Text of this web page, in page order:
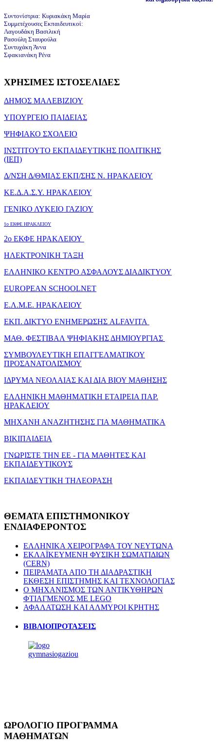
Συντονίστρια: Κυριακάκη Μαρία
Συμμετέχουσες Εκπαιδευτικοί:
Λαγουδάκη Βασιλική
Ρασούλη Σταυρούλα
Συντυχάκη Άννα
Σφακιανάκη Ρένα
ΧΡΗΣΙΜΕΣ ΙΣΤΟΣΕΛΙΔΕΣ
ΔΗΜΟΣ ΜΑΛΕΒΙΖΙΟΥ
ΥΠΟΥΡΓΕΙΟ ΠΑΙΔΕΙΑΣ
ΨΗΦΙΑΚΟ ΣΧΟΛΕΙΟ
ΙΝΣΤΙΤΟΥΤΟ ΕΚΠΑΙΔΕΥΤΙΚΗΣ ΠΟΛΙΤΙΚΗΣ
(ΙΕΠ)
Δ/ΝΣΗ Δ/ΘΜΙΑΣ ΕΚΠ/ΣΗΣ Ν. ΗΡΑΚΛΕΙΟΥ
ΚΕ.Δ.Α.Σ.Υ. ΗΡΑΚΛΕΙΟΥ
ΓΕΝΙΚΟ ΛΥΚΕΙΟ ΓΑΖΙΟΥ
1o ΕΚΦΕ ΗΡΑΚΛΕΙΟΥ
2o ΕΚΦΕ ΗΡΑΚΛΕΙΟΥ
ΗΛΕΚΤΡΟΝΙΚΗ ΤΑΞΗ
ΕΛΛΗΝΙΚΟ ΚΕΝΤΡΟ ΑΣΦΑΛΟΥΣ ΔΙΑΔΙΚΤΥΟΥ
EUROPEAN SCHOOLNET
Ε.Λ.Μ.Ε. ΗΡΑΚΛΕΙΟΥ
ΕΚΠ. ΔΙΚΤΥΟ ΕΝΗΜΕΡΩΣΗΣ ALFAVITA
ΜΑΘ. ΦΕΣΤΙΒΑΛ ΨΗΦΙΑΚΗΣ ΔΗΜΙΟΥΡΓΙΑΣ
ΣΥΜΒΟΥΛΕΥΤΙΚΗ ΕΠΑΓΓΕΛΜΑΤΙΚΟΥ
ΠΡΟΣΑΝΑΤΟΛΙΣΜΟΥ
ΙΔΡΥΜΑ ΝΕΟΛΑΙΑΣ ΚΑΙ ΔΙΑ ΒΙΟΥ ΜΑΘΗΣΗΣ
ΕΛΛΗΝΙΚΗ ΜΑΘΗΜΑΤΙΚΗ ΕΤΑΙΡΕΙΑ ΠΑΡ.
ΗΡΑΚΛΕΙΟΥ
ΜΗΧΑΝΗ ΑΝΑΖΗΤΗΣΗΣ ΓΙΑ ΜΑΘΗΜΑΤΙΚΑ
ΒΙΚΙΠΑΙΔΕΙΑ
ΓΝΩΡΙΣΤΕ ΤΗΝ ΕΕ - ΓΙΑ ΜΑΘΗΤΕΣ ΚΑΙ
ΕΚΠΑΙΔΕΥΤΙΚΟΥΣ
ΕΚΠΑΙΔΕΥΤΙΚΗ ΤΗΛΕΟΡΑΣΗ
ΘΕΜΑΤΑ ΕΠΙΣΤΗΜΟΝΙΚΟΥ
ΕΝΔΙΑΦΕΡΟΝΤΟΣ
ΕΛΛΗΝΙΚΑ ΧΕΙΡΟΓΡΑΦΑ ΤΟΥ ΝΕΥΤΩΝΑ
ΕΚΛΑΪΚΕΥΜΕΝΗ ΦΥΣΙΚΗ ΣΩΜΑΤΙΔΙΩΝ
(CERN)
ΠΕΙΡΑΜΑΤΑ ΑΠΟ ΤΗ ΔΙΑΔΡΑΣΤΙΚΗ
ΕΚΘΕΣΗ ΕΠΙΣΤΗΜΗΣ ΚΑΙ ΤΕΧΝΟΛΟΓΙΑΣ
Ο ΜΗΧΑΝΙΣΜΟΣ ΤΩΝ ΑΝΤΙΚΥΘΗΡΩΝ
ΦΤΙΑΓΜΕΝΟΣ ΜΕ LEGO
ΑΦΑΛΑΤΩΣΗ ΚΑΙ ΑΛΜΥΡΟΙ ΚΡΗΤΗΣ
ΒΙΒΛΙΟΠΡΟΤΑΣΕΙΣ
ΩΡΟΛΟΓΙΟ ΠΡΟΓΡΑΜΜΑ
ΜΑΘΗΜΑΤΩΝ